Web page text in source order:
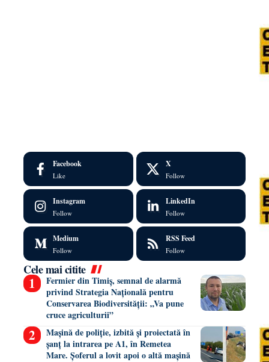
Facebook
Like
X
Follow
Instagram
Follow
LinkedIn
Follow
Medium
Follow
RSS Feed
Follow
Cele mai citite
Fermier din Timiș, semnal de alarmă
privind Strategia Națională pentru
Conservarea Biodiversității: „Va pune
cruce agriculturii”
Mașină de poliție, izbită și proiectată în
șanț la intrarea pe A1, în Remetea
Mare. Șoferul a lovit apoi o altă mașină